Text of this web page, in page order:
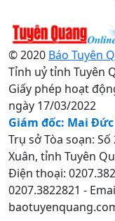
© 2020 Báo Tuyên
Tỉnh uỷ tỉnh Tuyên
Giấy phép hoạt
ngày 17/03/2022
Giám đốc: Mai
Trụ sở Tòa soạn:
Xuân, tỉnh Tuyên
Điện thoại:
0207.3822821 -